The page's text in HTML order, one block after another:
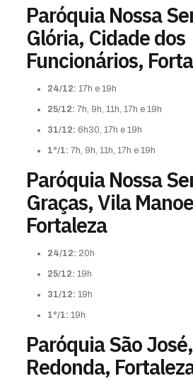
Paróquia Nossa
Glória, Cidade dos
Funcionários,
24/12: 17h e 19h
25/12: 7h, 9h, 11h, 17h e 19h
31/12: 6h30, 17h e 19h
1°/1: 7h, 9h, 11h, 17h e 19h
Paróquia Nossa
Graças, Vila
Fortaleza
24/12: 20h
25/12: 19h
31/12: 19h
1°/1: 19h
Paróquia São
Redonda,